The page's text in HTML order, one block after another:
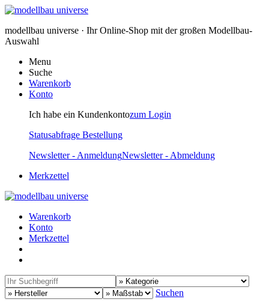
modellbau universe · Ihr Online-Shop mit der großen Modellbau-
Auswahl
Menu
Suche
Warenkorb
Konto
Ich habe ein Kundenkontozum Login
Statusabfrage Bestellung
Newsletter - AnmeldungNewsletter - Abmeldung
Merkzettel
Warenkorb
Konto
Merkzettel
Suchen